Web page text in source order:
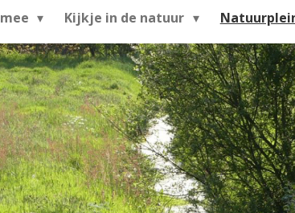
Kijkje in de natuur